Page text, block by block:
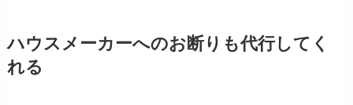
ハウスメーカーへのお断りも代行してく
れる